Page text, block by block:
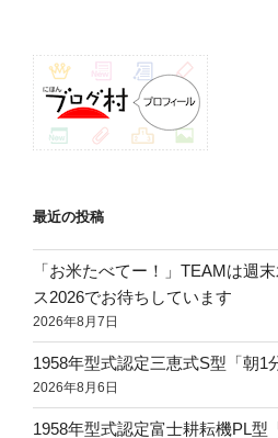
な
っ
た
の
2
つ・・・
「元
氣
ビ
ゲ
ー
シ
ン
ジ
最近の投稿
「お米たべてー！」TEAMは週
ス2026でお待ちしています
2026年8月7日
1958年型式認定三恵式S型「朝1
2026年8月6日
1958年型式認定富士耕耘機PL型